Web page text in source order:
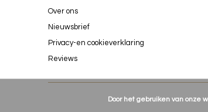
Over ons
Nieuwsbrief
Privacy-en cookieverklaring
Reviews
Door het gebruiken van onze